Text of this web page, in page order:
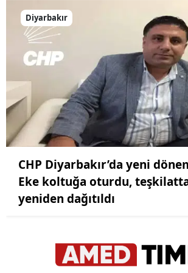
Diyarbakır
CHP Diyarbakır’da yeni
Eke koltuğa oturdu,
yeniden dağıtıldı